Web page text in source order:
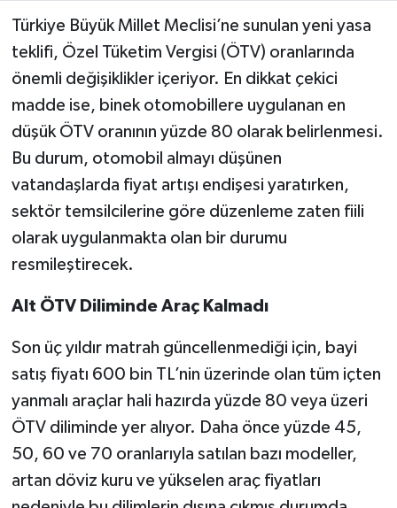
Türkiye Büyük Millet Meclisi’ne sunulan yeni yasa
teklifi, Özel Tüketim Vergisi (ÖTV) oranlarında
önemli değişiklikler içeriyor. En dikkat çekici
madde ise, binek otomobillere uygulanan en
düşük ÖTV oranının yüzde 80 olarak belirlenmesi.
Bu durum, otomobil almayı düşünen
vatandaşlarda fiyat artışı endişesi yaratırken,
sektör temsilcilerine göre düzenleme zaten fiili
olarak uygulanmakta olan bir durumu
resmileştirecek.
Alt ÖTV Diliminde Araç Kalmadı
Son üç yıldır matrah güncellenmediği için, bayi
satış fiyatı 600 bin TL’nin üzerinde olan tüm içten
yanmalı araçlar hali hazırda yüzde 80 veya üzeri
ÖTV diliminde yer alıyor. Daha önce yüzde 45,
50, 60 ve 70 oranlarıyla satılan bazı modeller,
artan döviz kuru ve yükselen araç fiyatları